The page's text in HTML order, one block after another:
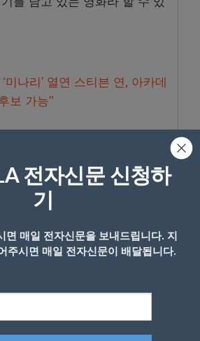
미나리’ 열연 스티븐 연, 아카데
보 가능”
지 않습니다. 필수 필드는*로 표시됩니
전자신문 신청하
기
면 매일 전자신문을 보내드립니다. 지
주시면 매일 전자신문이 배달됩니다.